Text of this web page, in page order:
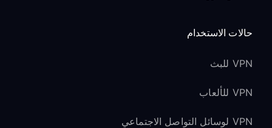
حالات الاستخدام
VPN للبث
VPN للألعاب
VPN لوسائل التواصل الاجتماعي